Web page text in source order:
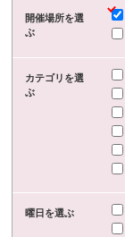
開催場所を選
ぶ
カテゴリを選
ぶ
曜日を選ぶ